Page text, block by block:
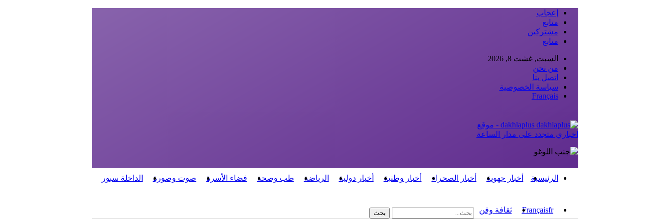
إعجاب
متابع
مشتركين
متابع
السبت, غشت 8, 2026
من نحن
اتصل بنا
سياسة الخصوصية
Français
dakhlaplus - موقع
اخباري متجدد على مدار الساعة
الرئيسية أخبار جهوية أخبار الصحراء أخبار وطنية أخبار دولية الرياضة طب وصحة فضاء الأسرة صوت وصورة الداخلة سبور
Françaisfr ثقافة وفن